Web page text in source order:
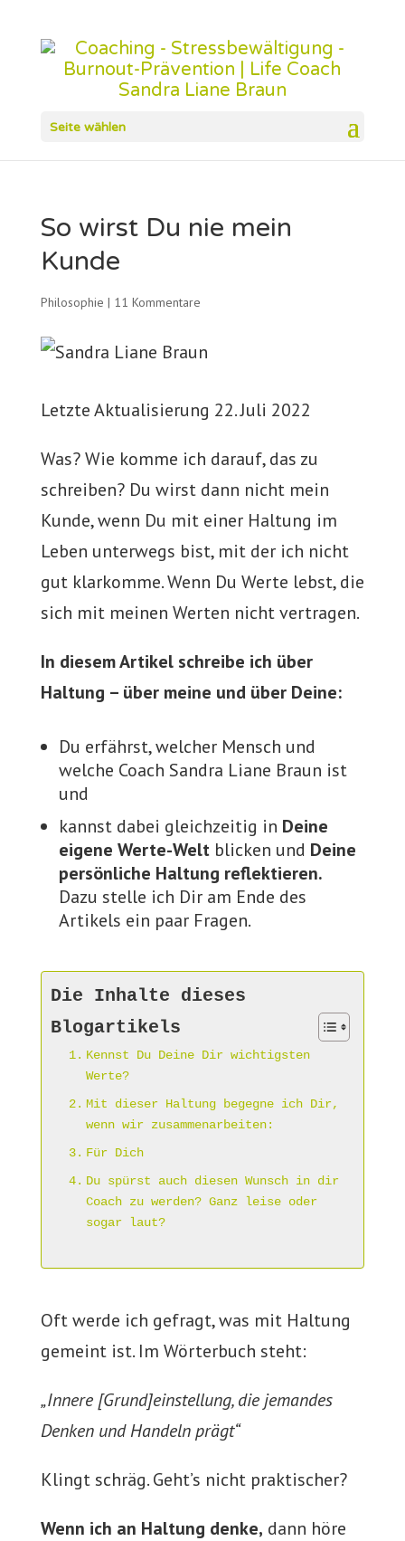
Seite wählen
So wirst Du nie mein
Kunde
Philosophie | 11 Kommentare
Letzte Aktualisierung 22. Juli 2022
Was? Wie komme ich darauf, das zu
schreiben? Du wirst dann nicht mein
Kunde, wenn Du mit einer Haltung im
Leben unterwegs bist, mit der ich nicht
gut klarkomme. Wenn Du Werte lebst, die
sich mit meinen Werten nicht vertragen.
In diesem Artikel schreibe ich über
Haltung – über meine und über Deine:
Du erfährst, welcher Mensch und
welche Coach Sandra Liane Braun ist
und
kannst dabei gleichzeitig in Deine
eigene Werte-Weltblicken und Deine
persönliche Haltung reflektieren.
Dazu stelle ich Dir am Ende des
Artikels ein paar Fragen.
Die Inhalte dieses
Blogartikels
Kennst Du Deine Dir wichtigsten
Werte?
Mit dieser Haltung begegne ich Dir,
wenn wir zusammenarbeiten:
Für Dich
Du spürst auch diesen Wunsch in dir
Coach zu werden? Ganz leise oder
sogar laut?
Oft werde ich gefragt, was mit Haltung
gemeint ist. Im Wörterbuch steht:
„Innere [Grund]einstellung, die jemandes
Denken und Handeln prägt“
Klingt schräg. Geht’s nicht praktischer?
Wenn ich an Haltung denke, dann höre